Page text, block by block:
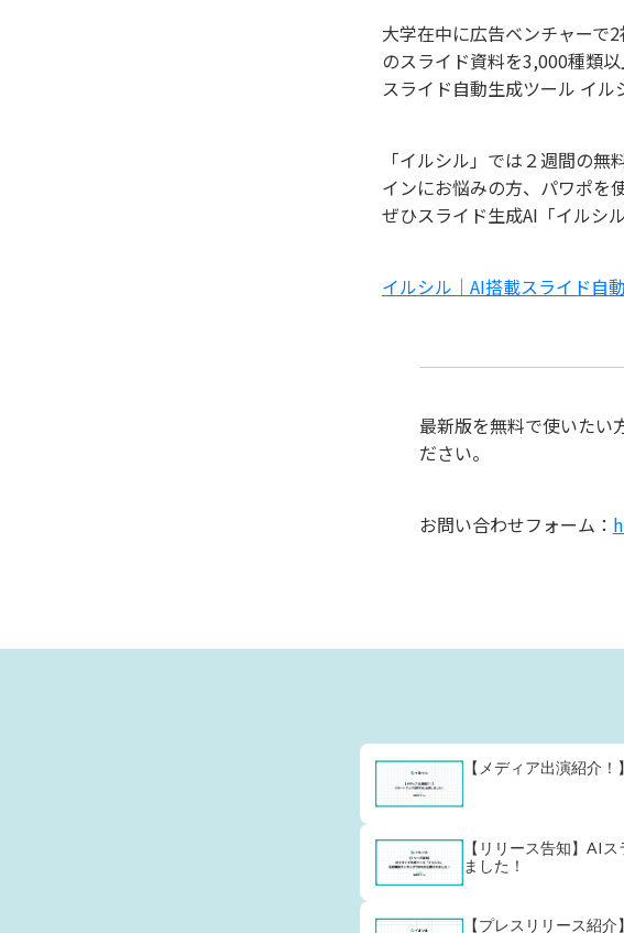
大学在中に広告ベンチャーで
のスライド資料を3,000種類
スライド自動生成ツール イル
「イルシル」では２週間の
インにお悩みの方、パワポを
ぜひスライド生成AI「イルシ
イルシル｜AI搭載スライド自
最新版を無料で使いたい
ださい。
お問い合わせフォーム：
【メディア出演紹介
【リリース告知】AI
ました！
【プレスリリース紹